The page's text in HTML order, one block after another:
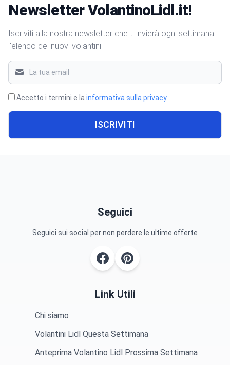
Newsletter VolantinoLidl.it!
Iscriviti alla nostra newsletter che ti invierà ogni settimana
l'elenco dei nuovi volantini!
Accetto i termini e la informativa sulla privacy.
ISCRIVITI
Seguici
Seguici sui social per non perdere le ultime offerte
Link Utili
Chi siamo
Volantini Lidl Questa Settimana
Anteprima Volantino Lidl Prossima Settimana